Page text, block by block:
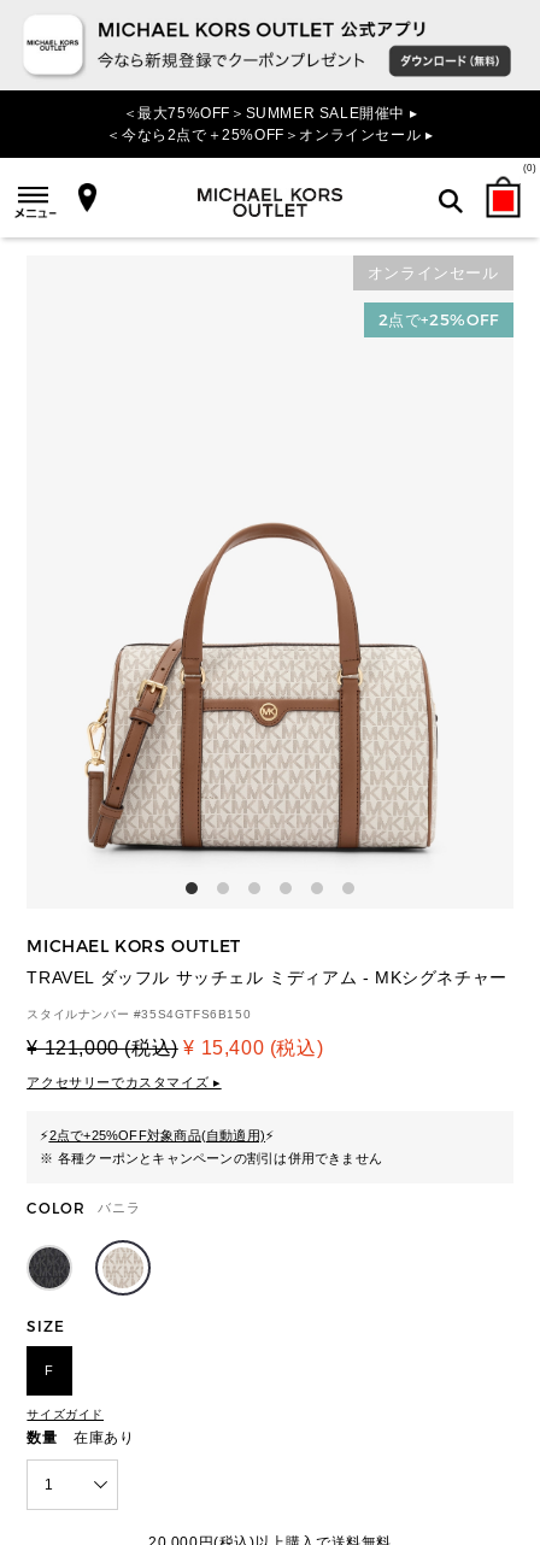
＜最大75%OFF＞SUMMER SALE開催中 ▸
＜今なら2点で＋25%OFF＞オンラインセール ▸
(0)
検索
オンラインセール
2点で+25%OFF
MICHAEL KORS OUTLET
TRAVEL ダッフル サッチェル ミディアム - MKシグネチャー
スタイルナンバー #35S4GTFS6B150
¥ 121,000 (税込) ¥ 15,400 (税込)
アクセサリーでカスタマイズ ▸
⚡2点で+25%OFF対象商品(自動適用)⚡
※ 各種クーポンとキャンペーンの割引は併用できません
COLOR バニラ
SIZE
F
サイズガイド
数量 在庫あり
1